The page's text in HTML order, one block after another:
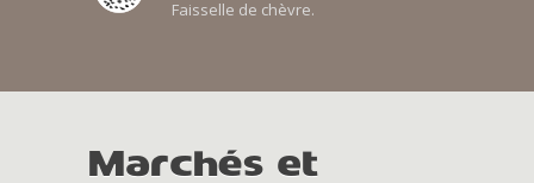
Faisselle de chèvre.
Marchés et